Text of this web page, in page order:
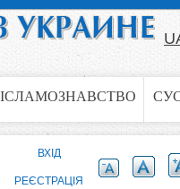
ІСЛАМОЗНАВСТВО
ВХІД
РЕЄСТРАЦІЯ